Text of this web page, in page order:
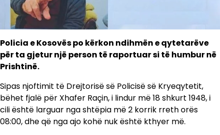
Policia e Kosovës po kërkon ndihmën e qytetarëve
për ta gjetur një person të raportuar si të humbur në
Prishtinë.
Sipas njoftimit të Drejtorisë së Policisë së Kryeqytetit,
bëhet fjalë për Xhafer Raçin, i lindur më 18 shkurt 1948, i
cili është larguar nga shtëpia më 2 korrik rreth orës
08:00, dhe që nga ajo kohë nuk është kthyer më.